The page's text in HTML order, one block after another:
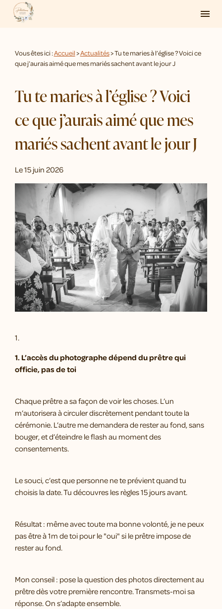
menu
Vous êtes ici :Accueil>Actualités> Tu te maries à l’église ? Voici ce
que j’aurais aimé que mes mariés sachent avant le jour J
Tu te maries à l’église ? Voici
ce que j’aurais aimé que mes
mariés sachent avant le jour J
Le15 juin 2026
1.
1. L’accès du photographe dépend du prêtre qui
officie, pas de toi
Chaque prêtre a sa façon de voir les choses. L’un
m’autorisera à circuler discrètement pendant toute la
cérémonie. L’autre me demandera de rester au fond, sans
bouger, et d’éteindre le flash au moment des
consentements.
Le souci, c’est que personne ne te prévient quand tu
choisis la date. Tu découvres les règles 15 jours avant.
Résultat : même avec toute ma bonne volonté, je ne peux
pas être à 1m de toi pour le "oui" si le prêtre impose de
rester au fond.
Mon conseil : pose la question des photos directement au
prêtre dès votre première rencontre. Transmets-moi sa
réponse. On s’adapte ensemble.
Panneau de gestion des cookies